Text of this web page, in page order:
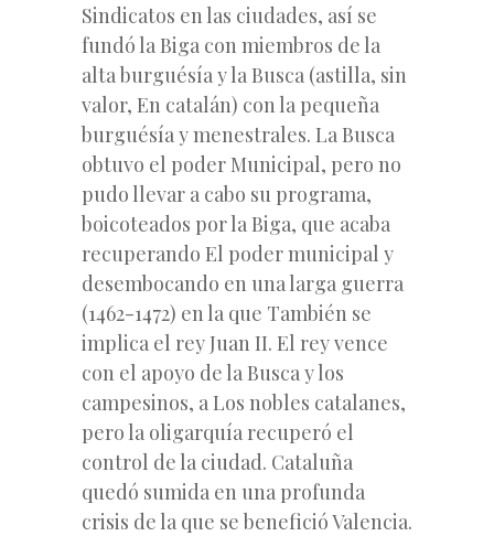
Sindicatos en las ciudades, así se
fundó la Biga con miembros de la
alta burguésía y la Busca (astilla, sin
valor, En catalán) con la pequeña
burguésía y menestrales. La Busca
obtuvo el poder Municipal, pero no
pudo llevar a cabo su programa,
boicoteados por la Biga, que acaba
recuperando El poder municipal y
desembocando en una larga guerra
(1462-1472) en la que También se
implica el rey Juan II. El rey vence
con el apoyo de la Busca y los
campesinos, a Los nobles catalanes,
pero la oligarquía recuperó el
control de la ciudad. Cataluña
quedó sumida en una profunda
crisis de la que se benefició Valencia.